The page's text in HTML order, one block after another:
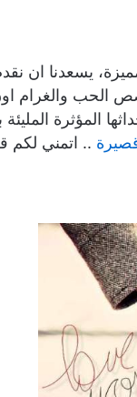
يسعدنا ان
والغرام اون
نهايتها واحداثها
.. اتمني لكم